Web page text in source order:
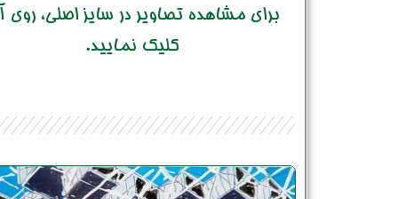
برای مشاهده تصاویر در سایز اصلی، روی
کلیک نمایید.